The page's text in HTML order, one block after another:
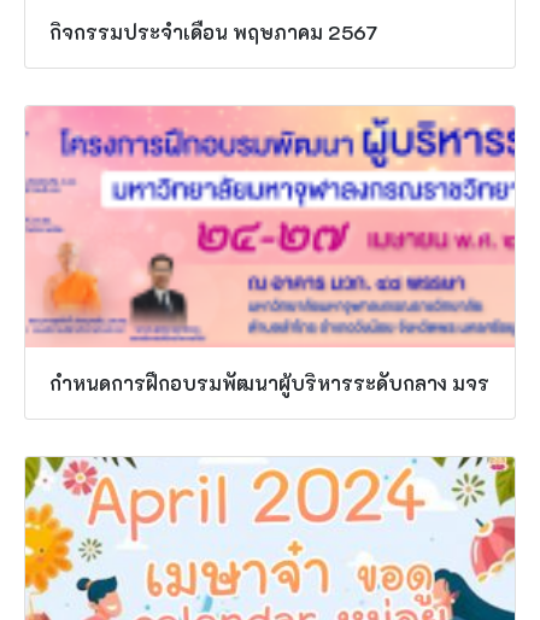
กิจกรรมประจำเดือน พฤษภาคม 2567
กำหนดการฝึกอบรมพัฒนาผู้บริหารระดับกลาง มจร